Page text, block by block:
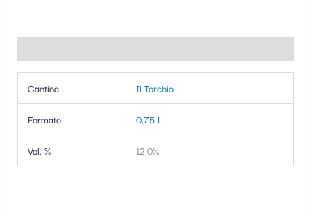
Cantina Il Torchio
Formato 0,75 L
Vol. % 12,0%